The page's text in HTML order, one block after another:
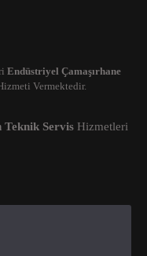
Endüstriyel Çamaşırhane
Vermektedir.
Teknik Servis Hizmetleri